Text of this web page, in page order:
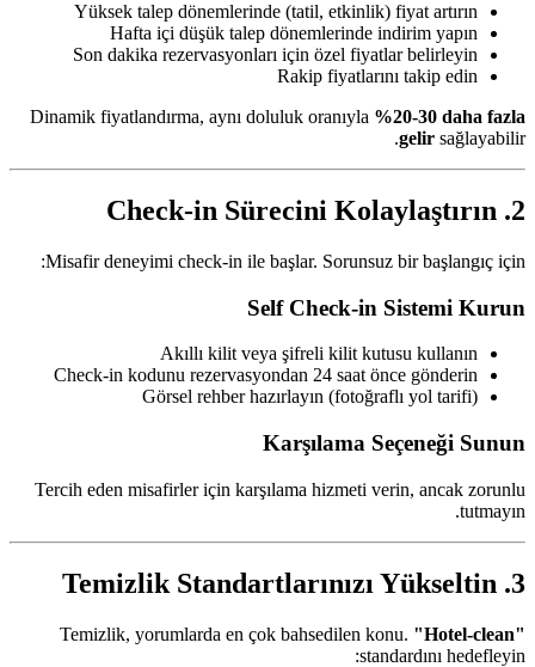
Yüksek talep dönemlerinde (tatil, etkinlik) fiyat artırın
Hafta içi düşük talep dönemlerinde indirim yapın
Son dakika rezervasyonları için özel fiyatlar belirleyin
Rakip fiyatlarını takip edin
Dinamik fiyatlandırma, aynı doluluk oranıyla %20-30 daha fazla
gelir sağlayabilir.
2. Check-in Sürecini Kolaylaştırın
Misafir deneyimi check-in ile başlar. Sorunsuz bir başlangıç için:
Self Check-in Sistemi Kurun
Akıllı kilit veya şifreli kilit kutusu kullanın
Check-in kodunu rezervasyondan 24 saat önce gönderin
Görsel rehber hazırlayın (fotoğraflı yol tarifi)
Karşılama Seçeneği Sunun
Tercih eden misafirler için karşılama hizmeti verin, ancak zorunlu
tutmayın.
3. Temizlik Standartlarınızı Yükseltin
Temizlik, yorumlarda en çok bahsedilen konu. "Hotel-clean"
standardını hedefleyin: